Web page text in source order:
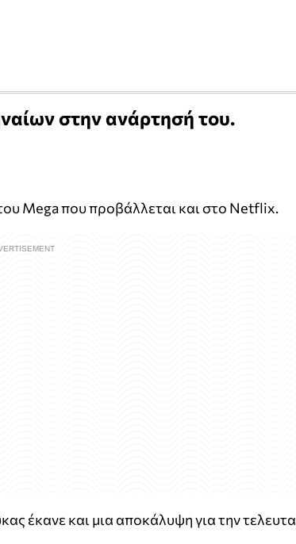
στην ανάρτησή του.
Mega που προβάλλεται και στο Netflix.
έκανε και μια αποκάλυψη για την